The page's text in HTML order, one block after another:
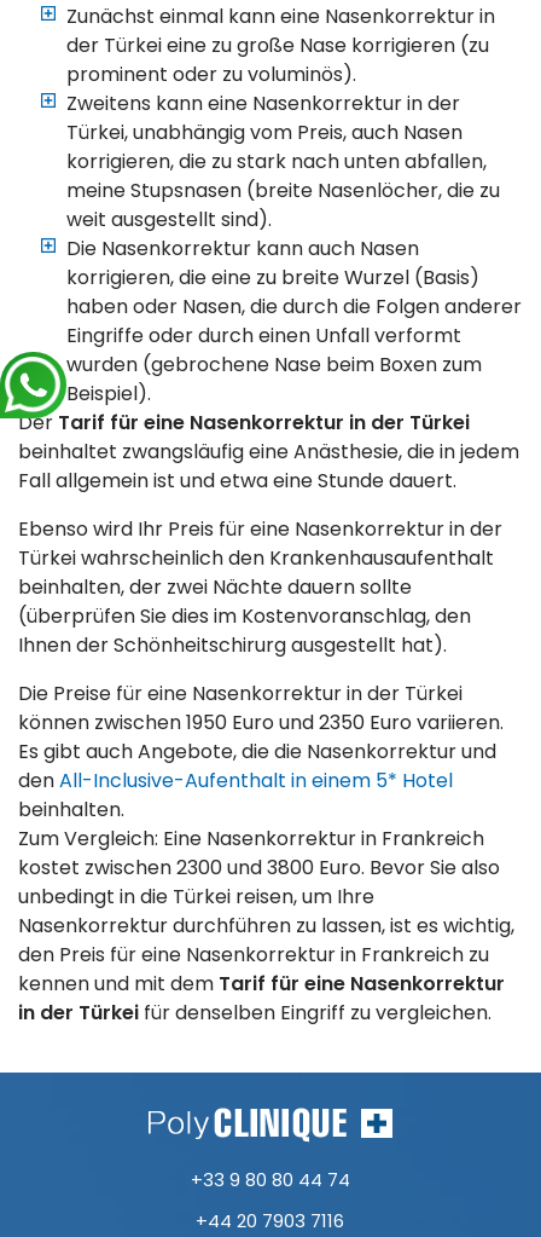
Zunächst einmal kann eine Nasenkorrektur in
der Türkei eine zu große Nase korrigieren (zu
prominent oder zu voluminös).
Zweitens kann eine Nasenkorrektur in der
Türkei, unabhängig vom Preis, auch Nasen
korrigieren, die zu stark nach unten abfallen,
meine Stupsnasen (breite Nasenlöcher, die zu
weit ausgestellt sind).
Die Nasenkorrektur kann auch Nasen
korrigieren, die eine zu breite Wurzel (Basis)
haben oder Nasen, die durch die Folgen anderer
Eingriffe oder durch einen Unfall verformt
wurden (gebrochene Nase beim Boxen zum
Beispiel).
Der Tarif für eine Nasenkorrektur in der Türkei
beinhaltet zwangsläufig eine Anästhesie, die in jedem
Fall allgemein ist und etwa eine Stunde dauert.
Ebenso wird Ihr Preis für eine Nasenkorrektur in der
Türkei wahrscheinlich den Krankenhausaufenthalt
beinhalten, der zwei Nächte dauern sollte
(überprüfen Sie dies im Kostenvoranschlag, den
Ihnen der Schönheitschirurg ausgestellt hat).
Die Preise für eine Nasenkorrektur in der Türkei
können zwischen 1950 Euro und 2350 Euro variieren.
Es gibt auch Angebote, die die Nasenkorrektur und
denAll-Inclusive-Aufenthalt in einem 5* Hotel
beinhalten.
Zum Vergleich: Eine Nasenkorrektur in Frankreich
kostet zwischen 2300 und 3800 Euro. Bevor Sie also
unbedingt in die Türkei reisen, um Ihre
Nasenkorrektur durchführen zu lassen, ist es wichtig,
den Preis für eine Nasenkorrektur in Frankreich zu
kennen und mit dem Tarif für eine Nasenkorrektur
in der Türkei für denselben Eingriff zu vergleichen.
+33 9 80 80 44 74
+44 20 7903 7116